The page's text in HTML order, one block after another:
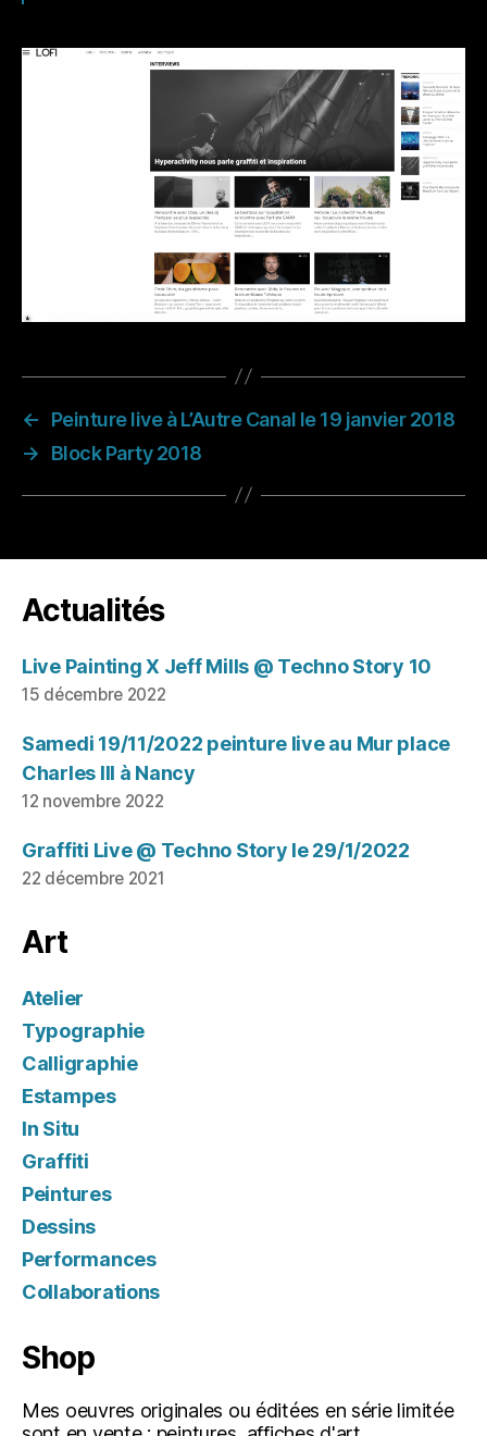
←
Peinture live à L’Autre Canal le 19 janvier 2018
→
Block Party 2018
Actualités
Live Painting X Jeff Mills @ Techno Story 10
15 décembre 2022
Samedi 19/11/2022 peinture live au Mur place
Charles III à Nancy
12 novembre 2022
Graffiti Live @ Techno Story le 29/1/2022
22 décembre 2021
Art
Atelier
Typographie
Calligraphie
Estampes
In Situ
Graffiti
Peintures
Dessins
Performances
Collaborations
Shop
Mes oeuvres originales ou éditées en série limitée